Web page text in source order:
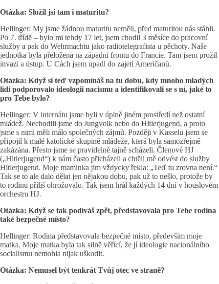
Otázka: Složil jsi tam i maturitu?
Hellinger: My jsme žádnou maturitu neměli, před maturitou nás stáhli.
Po 7. třídě – bylo mi tehdy 17 let, jsem chodil 3 měsíce do pracovní
služby a pak do Wehrmachtu jako radiotelegrafista u pěchoty. Naše
jednotka byla přeložena na západní frontu do Francie. Tam jsem prožil
invazi a ústup. U Cách jsem upadl do zajetí Američanů.
Otázka: Když si teď vzpomínáš na tu dobu, kdy mnoho mladých
lidí podporovalo ideologii nacismu a identifikovali se s ní, jaké to
pro Tebe bylo?
Hellinger: V internátu jsme byli v úplně jiném prostředí než ostatní
mládež. Nechodili jsme do Jungvolk nebo do Hitlerjugend, a proto
jsme s nimi měli málo společných zájmů. Později v Kasselu jsem se
připojil k malé katolické skupině mládeže, která byla samozřejmě
zakázána. Přesto jsme se pravidelně tajně scházeli. Členové HJ
(„Hitlerjugend“) k nám často přicházeli a chtěli mě odvést do služby
Hitlerjugend. Moje maminka jim vždycky řekla: „Teď tu zrovna není.“
Tak se to ale dalo dělat jen nějakou dobu, pak už to nešlo, protože by
to rodinu příliš ohrožovalo. Tak jsem hrál každých 14 dní v houslovém
orchestru HJ.
Otázka: Když se tak podíváš zpět, představovala pro Tebe rodina
také bezpečné místo?
Hellinger: Rodina představovala bezpečné místo, především moje
matka. Moje matka byla tak silně věřící, že jí ideologie nacionálního
socialismu nemohla nijak uškodit.
Otázka: Nemusel být tenkrát Tvůj otec ve straně?